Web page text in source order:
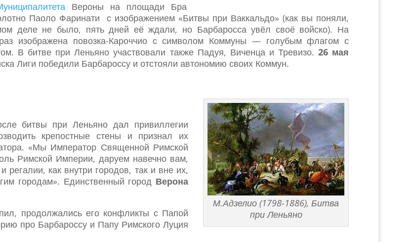
Вероны на площади Бра
Паоло Фаринати с изображением «Битвы при Ваккальдо» (как вы поняли,
деле не было, пять дней её ждали, но Барбаросса увёл своё войско). На
изображена повозка-Кароччио с символом Коммуны — голубым флагом с
В битве при Леньяно участвовали также Падуя, Виченца и Тревизо. 26 мая
Лиги победили Барбароссу и отстояли автономию своих Коммун.
М.Адзелио (1798-1886), Битва
при Леньяно
битвы при Леньяно дал привиллегии
крепостные стены и признал их
«Мы Император Священной Римской
Римской Империи, даруем навечно вам,
как внутри городов, так и вне их,
городам». Единственный город Верона
продолжались его конфликты с Папой
про Барбароссу и Папу Римского Луция